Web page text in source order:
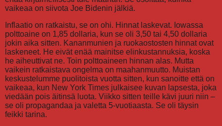
vaikeaa on siivota Joe Bidenin jälkiä.
Inflaatio on ratkaistu, se on ohi. Hinnat laskevat. Iowassa
polttoaine on 1,85 dollaria, kun se oli 3,50 tai 4,50 dollaria
jokin aika sitten. Kananmunien ja ruokaostosten hinnat ovat
laskeneet. He eivät enää mainitse elinkustannuksia, koska
he aiheuttivat ne. Toin polttoaineen hinnan alas. Mutta
vaikein ratkaistava ongelma on maahanmuutto. Muistan
keskustelumme puolitoista vuotta sitten, kun sanoitte että on
vaikeaa, kun New York Times julkaisee kuvan lapsesta, joka
viedään pois äitinsä luota. Viikko sitten teille kävi juuri niin –
se oli propagandaa ja valetta 5-vuotiaasta. Se oli täysin
feikki tarina.